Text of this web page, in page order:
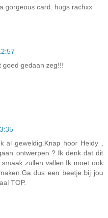
gorgeous card. hugs rachxx
goed gedaan zeg!!!
geweldig.Knap hoor Heidy ,
ontwerpen ? Ik denk dat dit
zullen vallen.Ik moet ook
dus een beetje bij jou
TOP.